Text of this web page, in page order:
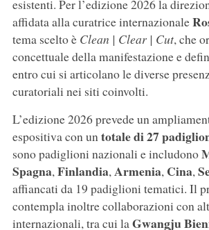
esistenti. Per l’edizione 2026 la
affidata alla curatrice internazionale
tema scelto è Clean | Clear | Cut, che
concettuale della manifestazione e
entro cui si articolano le diverse
curatoriali nei siti coinvolti.
L’edizione 2026 prevede un
espositiva con untotale di 27
sono padiglioni nazionali e includono
Spagna,Finlandia,Armenia, Cina,
affiancati da 19 padiglioni tematici. Il
contempla inoltre collaborazioni con
internazionali, tra cui laGwangju